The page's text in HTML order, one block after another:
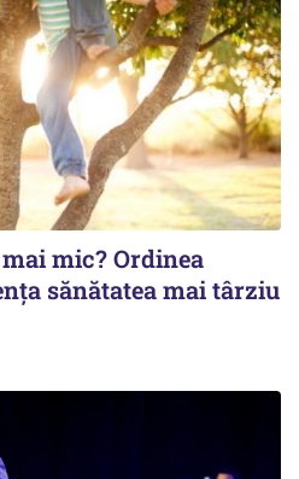
mic? Ordinea
sănătatea mai târziu